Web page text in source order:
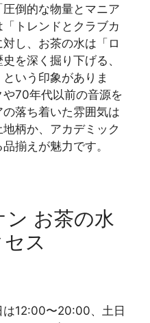
倒的な物量とマニア
トレンドとクラブカ
し、お茶の水は「ロ
を深く掘り下げる、
いう印象がありま
70年代以前の音源を
落ち着いた雰囲気は
柄か、アカデミック
揃えが魅力です。
お茶の水
ス
は12:00〜20:00、土日